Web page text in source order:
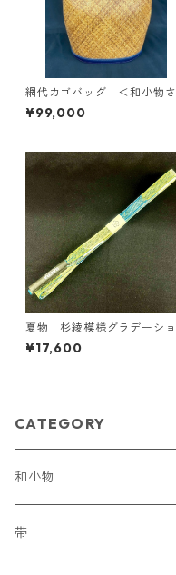
網代カゴバッグ ＜和小物さ
くら＞ SKB-7
¥99,000
夏物 杉綾模様グラデーショ
ン帯締め ＜和小物さくら
＞ SOJ-100
¥17,600
CATEGORY
和小物
帯締め
帯